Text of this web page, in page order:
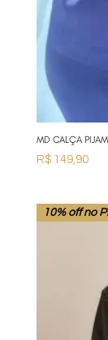
MD CALÇA
R$149,90
10% off no